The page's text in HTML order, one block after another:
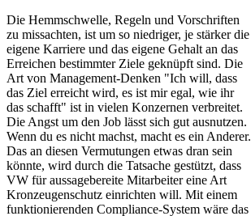
Die Hemmschwelle, Regeln und Vorschriften
zu missachten, ist um so niedriger, je stärker die
eigene Karriere und das eigene Gehalt an das
Erreichen bestimmter Ziele geknüpft sind. Die
Art von Management-Denken "Ich will, dass
das Ziel erreicht wird, es ist mir egal, wie ihr
das schafft" ist in vielen Konzernen verbreitet.
Die Angst um den Job lässt sich gut ausnutzen.
Wenn du es nicht machst, macht es ein Anderer.
Das an diesen Vermutungen etwas dran sein
könnte, wird durch die Tatsache gestützt, dass
VW für aussagebereite Mitarbeiter eine Art
Kronzeugenschutz einrichten will. Mit einem
funktionierenden Compliance-System wäre das